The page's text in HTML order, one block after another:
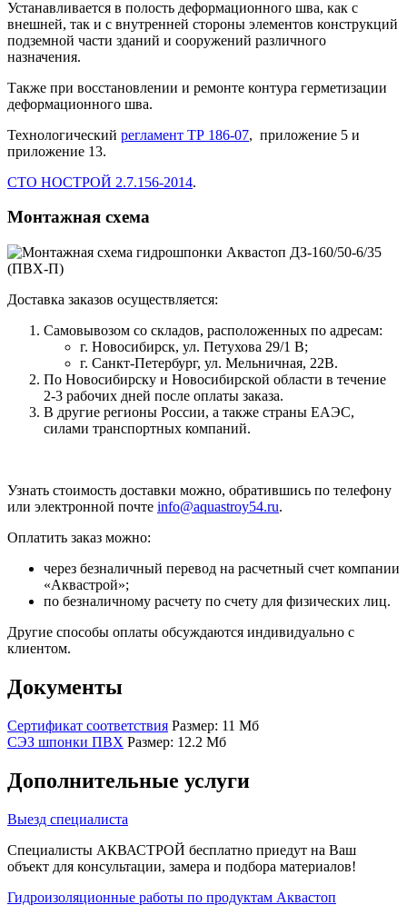
Устанавливается в полость деформационного шва, как с
внешней, так и с внутренней стороны элементов конструкций
подземной части зданий и сооружений различного
назначения.
Также при восстановлении и ремонте контура герметизации
деформационного шва.
Технологический регламент ТР 186-07, приложение 5 и
приложение 13.
СТО НОСТРОЙ 2.7.156-2014.
Монтажная схема
Доставка заказов осуществляется:
Самовывозом со складов, расположенных по адресам:
г. Новосибирск, ул. Петухова 29/1 В;
г. Санкт-Петербург, ул. Мельничная, 22В.
По Новосибирску и Новосибирской области в течение
2-3 рабочих дней после оплаты заказа.
В другие регионы России, а также страны ЕАЭС,
силами транспортных компаний.
Узнать стоимость доставки можно, обратившись по телефону
или электронной почте info@aquastroy54.ru.
Оплатить заказ можно:
через безналичный перевод на расчетный счет компании
«Аквастрой»;
по безналичному расчету по счету для физических лиц.
Другие способы оплаты обсуждаются индивидуально с
клиентом.
Документы
Сертификат соответствия Размер: 11 Мб
СЭЗ шпонки ПВХ Размер: 12.2 Мб
Дополнительные услуги
Выезд специалиста
Специалисты АКВАСТРОЙ бесплатно приедут на Ваш
объект для консультации, замера и подбора материалов!
Гидроизоляционные работы по продуктам Аквастоп